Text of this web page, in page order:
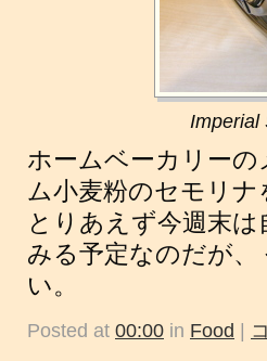
Imperial
ホームベーカリー
ム小麦粉のセモリ
とりあえず今週末
みる予定なのだが
い。
Posted at 00:00 in Food